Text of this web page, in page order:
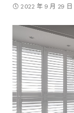
2022 年 9 月 29 日